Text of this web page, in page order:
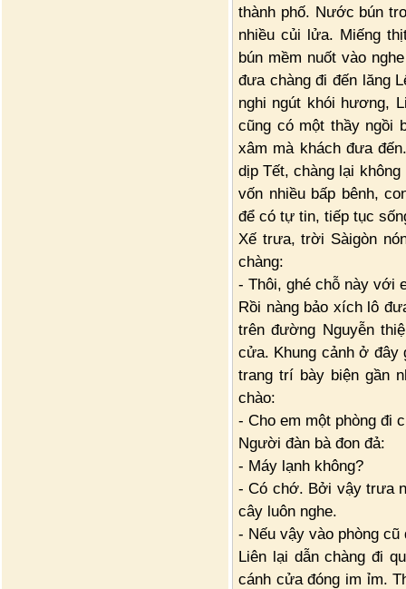
thành phố. Nước bún
nhiều củi lửa. Miếng
bún mềm nuốt vào
đưa chàng đi đến lăng
nghi ngút khói hương,
cũng có một thầy ngồi
xâm mà khách đưa
dịp Tết, chàng lại
vốn nhiều bấp bênh,
để có tự tin, tiếp tục
Xế trưa, trời Sàigòn
chàng:
- Thôi, ghé chỗ này với
Rồi nàng bảo xích lô
trên đường Nguyễn
cửa. Khung cảnh ở đây
trang trí bày biện gần
chào:
- Cho em một phòng đi
Người đàn bà đon đả:
- Máy lạnh không?
- Có chớ. Bởi vậy trưa
cây luôn nghe.
- Nếu vậy vào phòng cũ
Liên lại dẫn chàng đi
cánh cửa đóng im ỉm.